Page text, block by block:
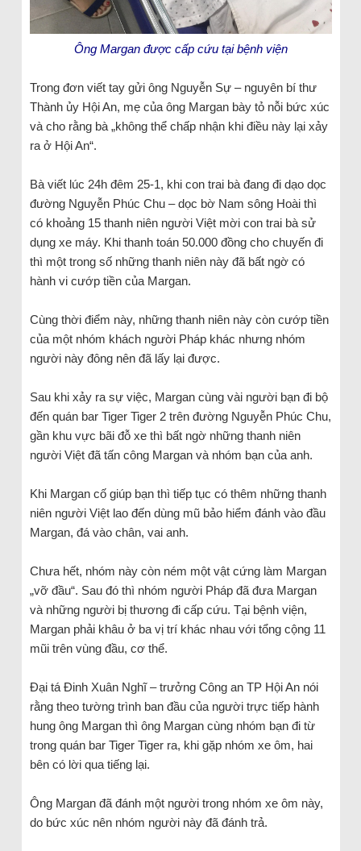
Ông Margan được cấp cứu tại bệnh viện
Trong đơn viết tay gửi ông Nguyễn Sự – nguyên bí thư
Thành ủy Hội An, mẹ của ông Margan bày tỏ nỗi bức xúc
và cho rằng bà „không thể chấp nhận khi điều này lại xảy
ra ở Hội An“.
Bà viết lúc 24h đêm 25-1, khi con trai bà đang đi dạo dọc
đường Nguyễn Phúc Chu – dọc bờ Nam sông Hoài thì
có khoảng 15 thanh niên người Việt mời con trai bà sử
dụng xe máy. Khi thanh toán 50.000 đồng cho chuyến đi
thì một trong số những thanh niên này đã bất ngờ có
hành vi cướp tiền của Margan.
Cùng thời điểm này, những thanh niên này còn cướp tiền
của một nhóm khách người Pháp khác nhưng nhóm
người này đông nên đã lấy lại được.
Sau khi xảy ra sự việc, Margan cùng vài người bạn đi bộ
đến quán bar Tiger Tiger 2 trên đường Nguyễn Phúc Chu,
gần khu vực bãi đỗ xe thì bất ngờ những thanh niên
người Việt đã tấn công Margan và nhóm bạn của anh.
Khi Margan cố giúp bạn thì tiếp tục có thêm những thanh
niên người Việt lao đến dùng mũ bảo hiểm đánh vào đầu
Margan, đá vào chân, vai anh.
Chưa hết, nhóm này còn ném một vật cứng làm Margan
„vỡ đầu“. Sau đó thì nhóm người Pháp đã đưa Margan
và những người bị thương đi cấp cứu. Tại bệnh viện,
Margan phải khâu ở ba vị trí khác nhau với tổng cộng 11
mũi trên vùng đầu, cơ thể.
Đại tá Đinh Xuân Nghĩ – trưởng Công an TP Hội An nói
rằng theo tường trình ban đầu của người trực tiếp hành
hung ông Margan thì ông Margan cùng nhóm bạn đi từ
trong quán bar Tiger Tiger ra, khi gặp nhóm xe ôm, hai
bên có lời qua tiếng lại.
Ông Margan đã đánh một người trong nhóm xe ôm này,
do bức xúc nên nhóm người này đã đánh trả.